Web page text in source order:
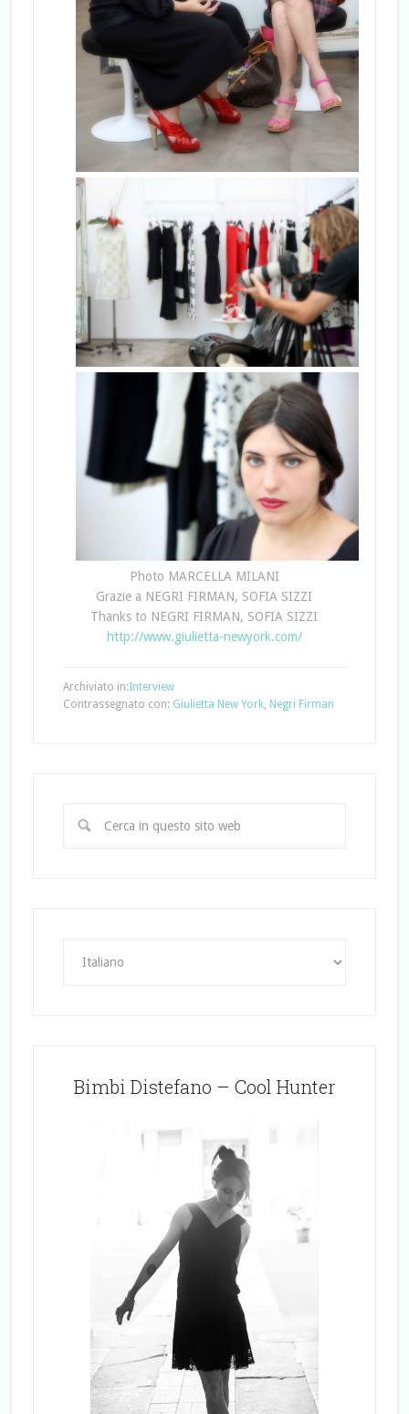
Photo MARCELLA MILANI
Grazie a NEGRI FIRMAN, SOFIA SIZZI
Thanks to NEGRI FIRMAN, SOFIA SIZZI
http://www.giulietta-newyork.com/
Archiviato in:Interview
Contrassegnato con: Giulietta New York, Negri Firman
Bimbi Distefano – Cool Hunter